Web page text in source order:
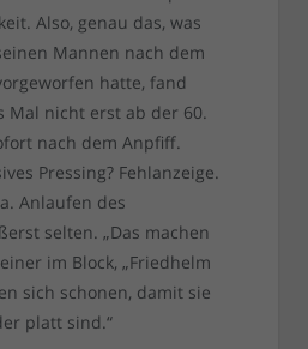
Also, genau das, was
Mannen nach dem
hatte, fand
Mal nicht erst ab der 60.
nach dem Anpfiff.
Pressing? Fehlanzeige.
Anlaufen des
selten. „Das machen
im Block, „Friedhelm
sich schonen, damit sie
platt sind.“